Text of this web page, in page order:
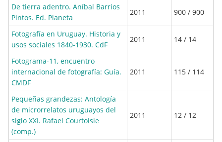
De tierra adentro. Aníbal Barrios
Pintos. Ed. Planeta
2011 900 / 900
Fotografía en Uruguay. Historia y
usos sociales 1840-1930. CdF
2011 14 / 14
Fotograma-11, encuentro
internacional de fotografía: Guía.
CMDF
2011 115 / 114
Pequeñas grandezas: Antología
de microrrelatos uruguayos del
siglo XXI. Rafael Courtoisie
(comp.)
2011 12 / 12